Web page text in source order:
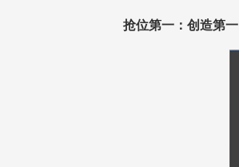
抢位第一：创造第一